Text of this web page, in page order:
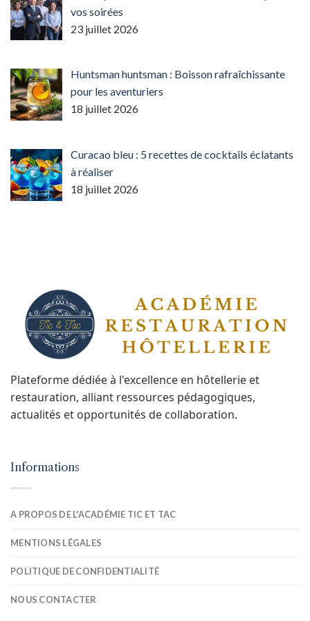
vos soirées
23 juillet 2026
Huntsman huntsman : Boisson rafraîchissante
pour les aventuriers
18 juillet 2026
Curacao bleu : 5 recettes de cocktails éclatants
à réaliser
18 juillet 2026
Plateforme dédiée à l'excellence en hôtellerie et
restauration, alliant ressources pédagogiques,
actualités et opportunités de collaboration.
Informations
A PROPOS DE L'ACADÉMIE TIC ET TAC
MENTIONS LÉGALES
POLITIQUE DE CONFIDENTIALITÉ
NOUS CONTACTER